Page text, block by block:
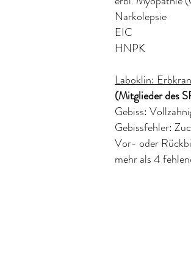
Narkolepsie
EIC
HNPK
Laboklin:
(Mitglieder des
Gebiss:
Gebissfehler:
Vor- oder
mehr als 4